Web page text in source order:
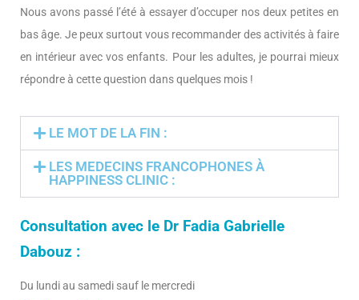
Nous avons passé l’été à essayer d’occuper nos deux petites en
bas âge. Je peux surtout vous recommander des activités à faire
en intérieur avec vos enfants. Pour les adultes, je pourrai mieux
répondre à cette question dans quelques mois !
LE MOT DE LA FIN :
LES MEDECINS FRANCOPHONES À
HAPPINESS CLINIC :
Consultation avec le Dr Fadia Gabrielle
Dabouz :
Du lundi au samedi sauf le mercredi